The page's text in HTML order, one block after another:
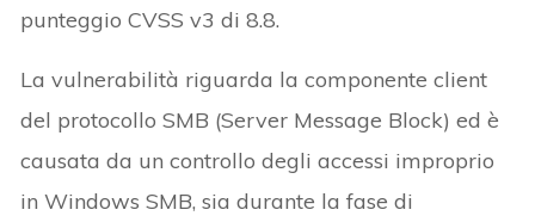
punteggio CVSS v3 di 8.8.
La vulnerabilità riguarda la componente client
del protocollo SMB (Server Message Block) ed è
causata da un controllo degli accessi improprio
in Windows SMB, sia durante la fase di